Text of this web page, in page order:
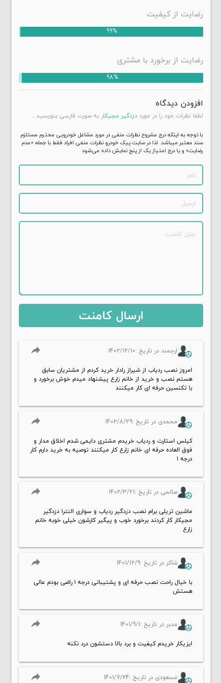
این دستگاه از طریق سیم‌کارت‌های موبایل موقعیت خودرو
را به صورت آنلاین ارسال میکند و به صاحب خودرو کمک
صورت سرقت، سریعاً آن را پیدا کند.
رضایت از کیفیت
99%
رضایت از برخورد با مشتری
98%
افزودن دیدگاه
لطفا نظرات خود را در مورددزدگیر مجیکاربه صورت فارسی بنویسید .
با توجه به اینکه درج مشروح نظرات منفی در مورد مشاغل خودرویی محترم مستلزم
سند معتبر میباشد. لذا در سایت پیک خودرو نظرات منفی افراد فقط با جمله «عدم
رضایت» و یا درج امتیاز یک از پنج نمایش داده می‌شود
ارجمند در تاریخ :1402/12/10 reply
امروز نصب ردیاب از شیراز رادار خرید کردم از مشتریان سابق
هستم نصب و خرید از خانم زارع پیشنهاد میدم خوش برخورد و
با تکنسین حرفه ای کار میکنند
محمدی در تاریخ :1402/8/29 reply
کیلس استارت و ردیاب خریدم مشتری دایمی شدم اخلاق مدار و
فوق العاده حرفه ای خانم زارع کار میکنند توصیه به خرید دارم کار
درجه ۱
صالحی در تاریخ :1402/3/21 reply
ماشین تریلی برام نصب دزدگیر ردیاب و سواری النترا دزدگیر
مجیکار کار کردند برخورد خوب و پیگیر کارشون خیلی خوبه خانم
زارع
شاکر در تاریخ :1401/12/9 reply
با خیال راحت نصب حرفه ای و پشتیبانی درجه ۱ راضی بودم عالی
هستش
مدبر در تاریخ :1401/9/1 reply
ایزیکار خریدم کیفیت و برد بالا دستشون درد نکنه
مسعودی در تاریخ :1401/7/24 reply